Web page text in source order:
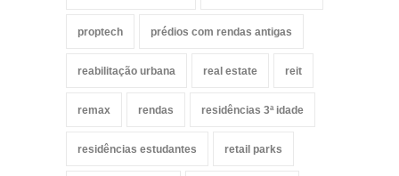
proptech prédios com rendas antigas
reabilitação urbana real estate reit
remax rendas residências 3ª idade
residências estudantes retail parks